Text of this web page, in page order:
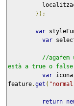
});
var
var
//
està a true o false
var
feature.get (
return